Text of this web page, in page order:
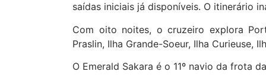
saídas iniciais já disponíveis. O itinerário
Com oito noites, o cruzeiro explora
Praslin, Ilha Grande-Soeur, Ilha Curieuse,
O Emerald Sakara é o 11º navio da frota